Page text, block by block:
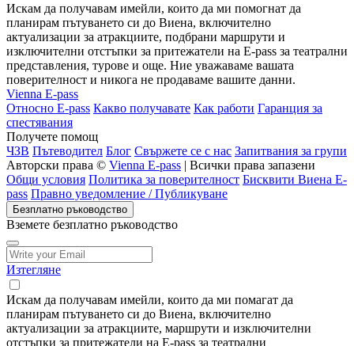
Искам да получавам имейли, които да ми помогнат да
планирам пътуването си до Виена, включително
актуализации за атракциите, подбрани маршрути и
изключителни отстъпки за притежатели на E-pass за театрални
представления, турове и още. Ние уважаваме вашата
поверителност и никога не продаваме вашите данни.
Vienna E-pass
Относно E-pass Какво получавате Как работи Гаранция за
спестявания
Получете помощ
ЧЗВ Пътеводител Блог Свържете се с нас Запитвания за групи
Авторски права © Vienna E-pass | Всички права запазени
Общи условия Политика за поверителност Бисквити Виена E-
pass Правно уведомление / Публикуване
Безплатно ръководство
Вземете безплатно ръководство
Изтегляне
Искам да получавам имейли, които да ми помагат да
планирам пътуването си до Виена, включително
актуализации за атракциите, маршрути и изключителни
отстъпки за притежатели на E-pass за театрални